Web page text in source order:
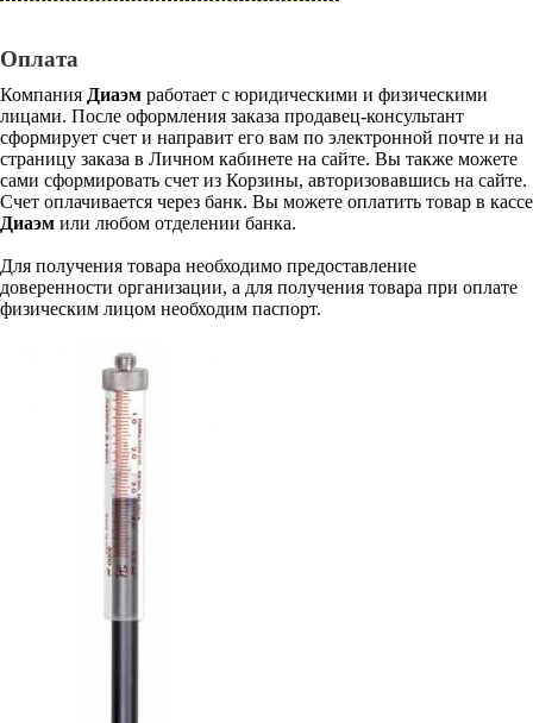
Оплата
Компания Диаэм работает с юридическими и физическими
лицами. После оформления заказа продавец-консультант
сформирует счет и направит его вам по электронной почте и на
страницу заказа в Личном кабинете на сайте. Вы также можете
сами сформировать счет из Корзины, авторизовавшись на сайте.
Счет оплачивается через банк. Вы можете оплатить товар в кассе
Диаэм или любом отделении банка.
Для получения товара необходимо предоставление
доверенности организации, а для получения товара при оплате
физическим лицом необходим паспорт.